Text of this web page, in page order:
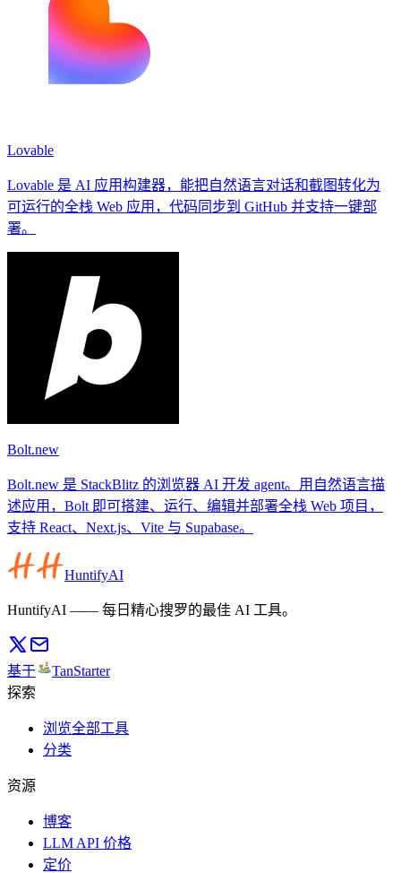
Lovable
Lovable 是 AI 应用构建器，能把自然语言对话和截图转化为
可运行的全栈 Web 应用，代码同步到 GitHub 并支持一键部
署。
Bolt.new
Bolt.new 是 StackBlitz 的浏览器 AI 开发 agent。用自然语言描
述应用，Bolt 即可搭建、运行、编辑并部署全栈 Web 项目，
支持 React、Next.js、Vite 与 Supabase。
HuntifyAI
HuntifyAI —— 每日精心搜罗的最佳 AI 工具。
基于
TanStarter
探索
浏览全部工具
分类
资源
博客
LLM API 价格
定价